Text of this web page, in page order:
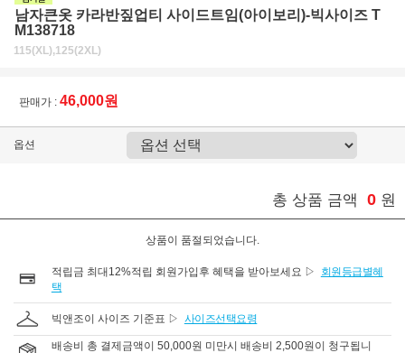
남자큰옷 카라반짚업티 사이드트임(아이보리)-빅사이즈 T
M138718
115(XL),125(2XL)
판매가 : 46,000원
옵션
총 상품 금액 0 원
상품이 품절되었습니다.
적립금 최대12%적립 회원가입후 혜택을 받아보세요 ▷
회원등급별혜
택
빅앤조이 사이즈 기준표 ▷ 사이즈선택요령
배송비 총 결제금액이 50,000원 미만시 배송비 2,500원이 청구됩니